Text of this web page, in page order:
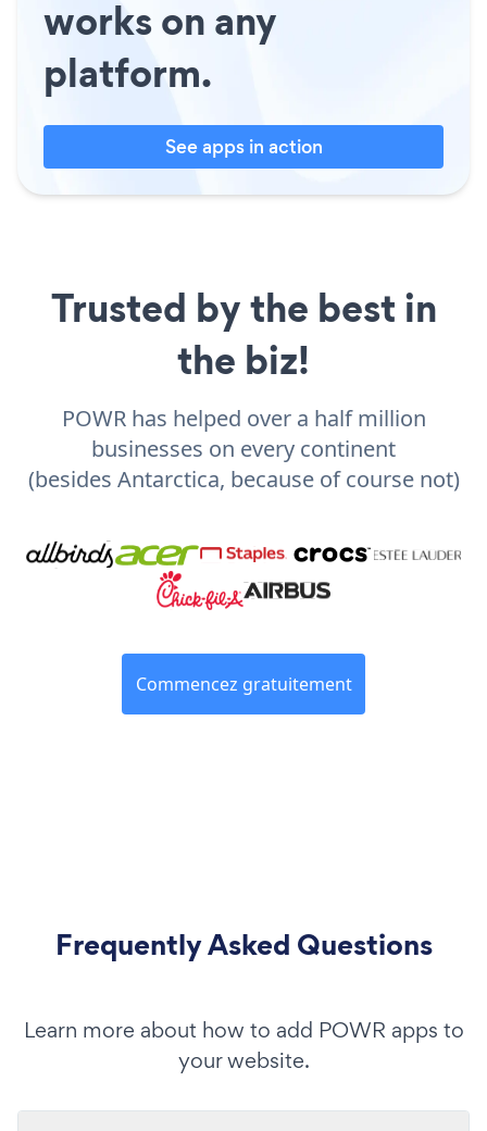
works on any
platform.
See apps in action
Trusted by the best in
the biz!
POWR has helped over a half million
businesses on every continent
(besides Antarctica, because of course not)
Commencez gratuitement
Frequently Asked Questions
Learn more about how to add POWR apps to
your website.